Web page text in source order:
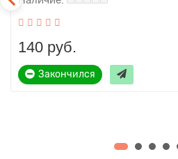
140 руб.
Закончился